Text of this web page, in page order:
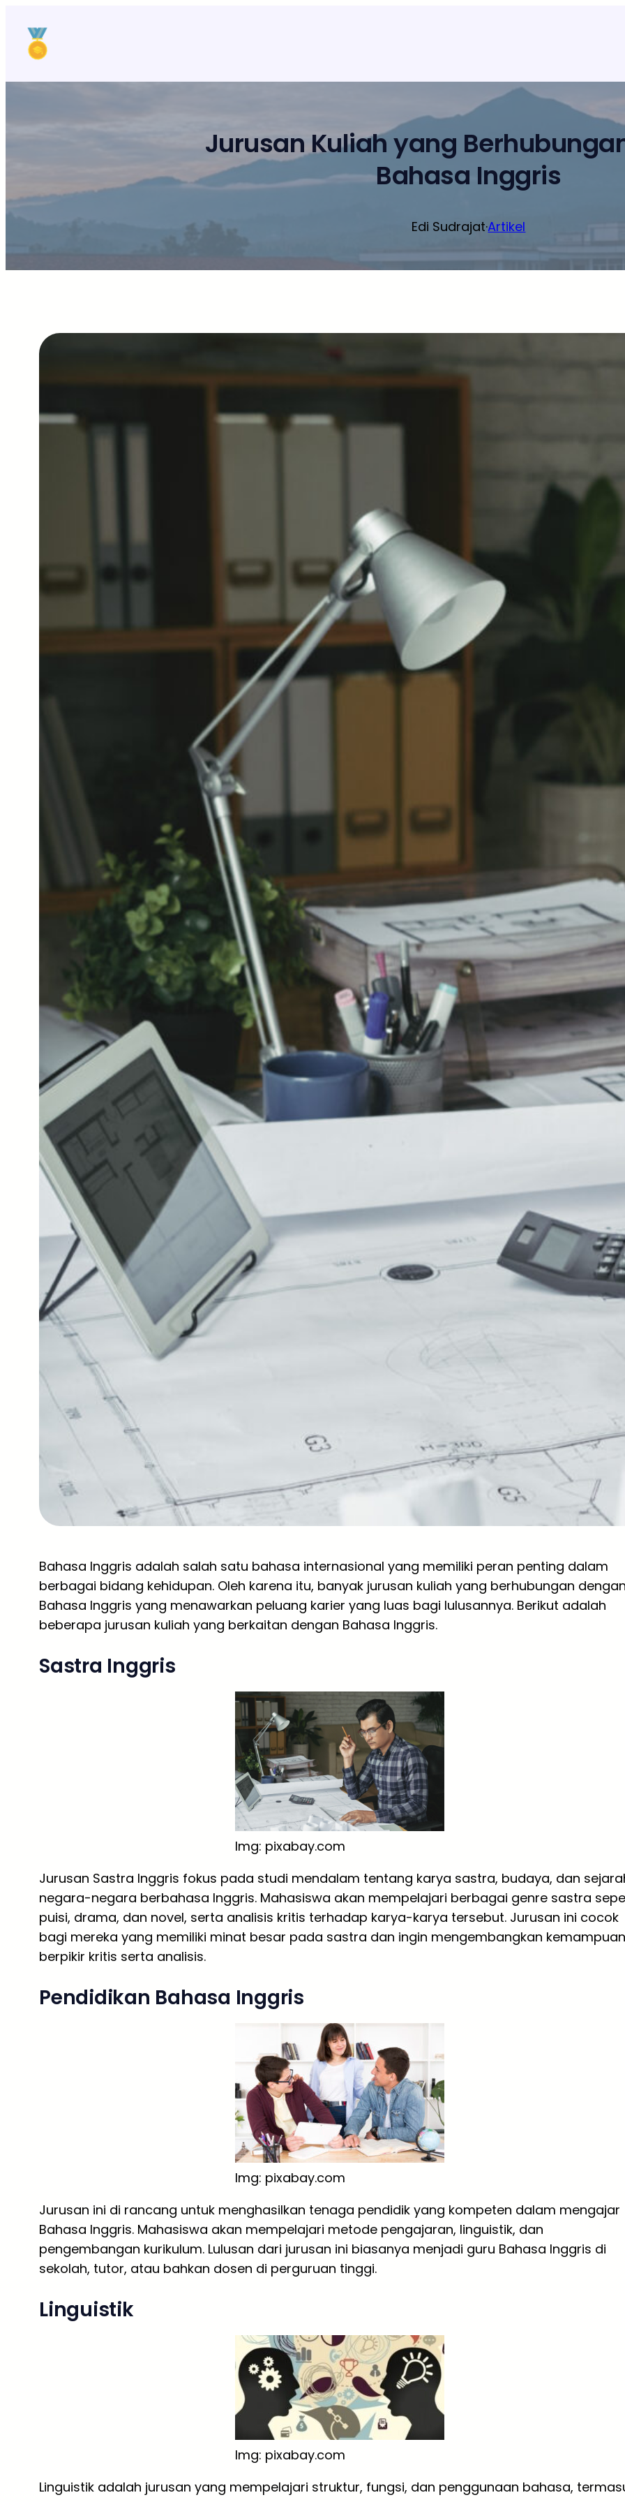
konten
Jurusan Kuliah yang
Bahasa Inggris
Edi Sudrajat·Artikel
Bahasa Inggris adalah salah satu bahasa internasional yang memiliki peran penting dalam
berbagai bidang kehidupan. Oleh karena itu, banyak jurusan kuliah yang berhubungan
Bahasa Inggris yang menawarkan peluang karier yang luas bagi lulusannya. Berikut adalah
beberapa jurusan kuliah yang berkaitan dengan Bahasa Inggris.
Sastra Inggris
Img: pixabay.com
Jurusan Sastra Inggris fokus pada studi mendalam tentang karya sastra, budaya, dan
negara-negara berbahasa Inggris. Mahasiswa akan mempelajari berbagai genre sastra
puisi, drama, dan novel, serta analisis kritis terhadap karya-karya tersebut. Jurusan ini cocok
bagi mereka yang memiliki minat besar pada sastra dan ingin mengembangkan kemampuan
berpikir kritis serta analisis.
Pendidikan Bahasa Inggris
Img: pixabay.com
Jurusan ini di rancang untuk menghasilkan tenaga pendidik yang kompeten dalam mengajar
Bahasa Inggris. Mahasiswa akan mempelajari metode pengajaran, linguistik, dan
pengembangan kurikulum. Lulusan dari jurusan ini biasanya menjadi guru Bahasa Inggris di
sekolah, tutor, atau bahkan dosen di perguruan tinggi.
Linguistik
Img: pixabay.com
Linguistik adalah jurusan yang mempelajari struktur, fungsi, dan penggunaan bahasa,